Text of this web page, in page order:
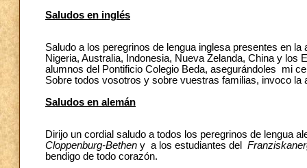
Saludos en inglés
Saludo a los peregrinos de lengua inglesa presentes en
Nigeria, Australia, Indonesia, Nueva Zelanda, China y
alumnos del Pontificio Colegio Beda, asegurándoles mi
Sobre todos vosotros y sobre vuestras familias, invoco
Saludos en alemán
Dirijo un cordial saludo a todos los peregrinos de lengua
Cloppenburg-Bethen y a los estudiantes del
bendigo de todo corazón.